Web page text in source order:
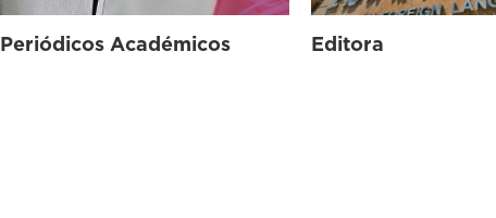
Periódicos Académicos Editora